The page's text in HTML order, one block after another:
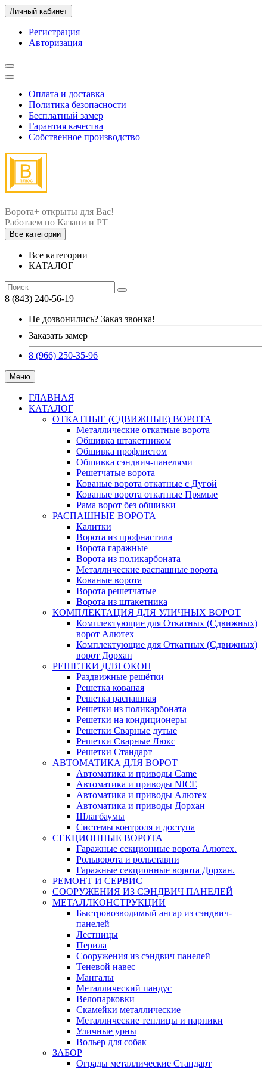
Личный кабинет
Регистрация
Авторизация
Оплата и доставка
Политика безопасности
Бесплатный замер
Гарантия качества
Собственное производство
Ворота+ открыты для Вас!
Все категории
Все категории
КАТАЛОГ
8 (843) 240-56-19
Не дозвонились? Заказ звонка!
Заказать замер
8 (966) 250-35-96
Меню
ГЛАВНАЯ
КАТАЛОГ
ОТКАТНЫЕ (СДВИЖНЫЕ) ВОРОТА
Металлические откатные ворота
Обшивка штакетником
Обшивка профлистом
Обшивка сэндвич-панелями
Решетчатые ворота
Кованые ворота откатные с Дугой
Кованые ворота откатные Прямые
Рама ворот без обшивки
РАСПАШНЫЕ ВОРОТА
Калитки
Ворота из профнастила
Ворота гаражные
Ворота из поликарбоната
Металлические распашные ворота
Кованые ворота
Ворота решетчатые
Ворота из штакетника
КОМПЛЕКТАЦИЯ ДЛЯ УЛИЧНЫХ ВОРОТ
Комплектующие для Откатных (Сдвижных)
ворот Алютех
Комплектующие для Откатных (Сдвижных)
ворот Дорхан
РЕШЕТКИ ДЛЯ ОКОН
Раздвижные решётки
Решетка кованая
Решетка распашная
Решетки из поликарбоната
Решетки на кондиционеры
Решетки Сварные дутые
Решетки Сварные Люкс
Решетки Стандарт
АВТОМАТИКА ДЛЯ ВОРОТ
Автоматика и приводы Came
Автоматика и приводы NICE
Автоматика и приводы Алютех
Автоматика и приводы Дорхан
Шлагбаумы
Системы контроля и доступа
СЕКЦИОННЫЕ ВОРОТА
Гаражные секционные ворота Алютех.
Рольворота и рольставни
Гаражные секционные ворота Дорхан.
РЕМОНТ И СЕРВИС
СООРУЖЕНИЯ ИЗ СЭНДВИЧ ПАНЕЛЕЙ
МЕТАЛЛКОНСТРУКЦИИ
Быстровозводимый ангар из сэндвич-
панелей
Лестницы
Перила
Сооружения из сэндвич панелей
Теневой навес
Мангалы
Металлический пандус
Велопарковки
Скамейки металлические
Металлические теплицы и парники
Уличные урны
Вольер для собак
ЗАБОР
Ограды металлические Стандарт